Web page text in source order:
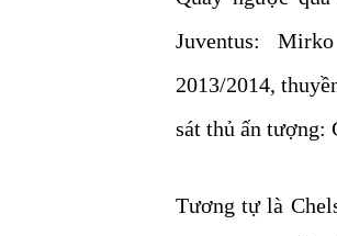
Juventus:
2013/2014,
sát thủ ấn tượng:
Tương tự là